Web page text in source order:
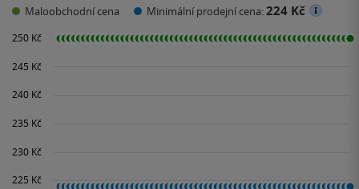
Maloobchodní cena Minimální prodejní cena:224 Kč